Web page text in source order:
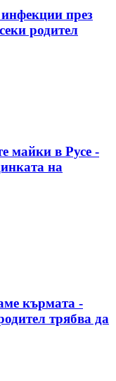
през
родител
майки в Русе -
на
кърмата -
трябва да